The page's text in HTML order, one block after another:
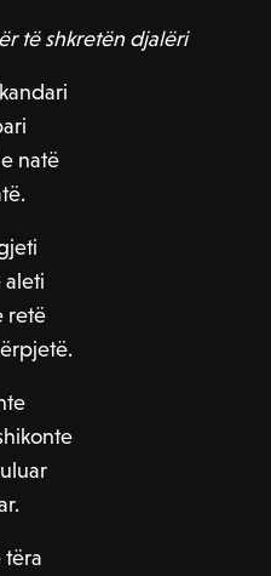
të shkretën djalëri
natë
aleti
retë
tëra